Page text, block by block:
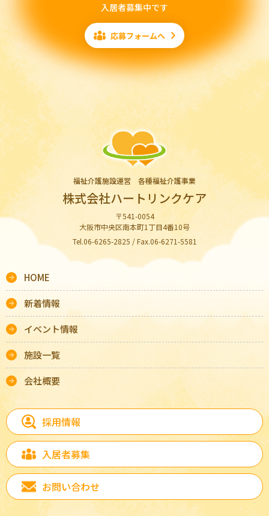
入居者募集中です
応募フォームへ
福祉介護施設運営 各種福祉介護事業
株式会社ハートリンクケア
〒541-0054
大阪市中央区南本町1丁目4番10号
Tel.06-6265-2825 / Fax.06-6271-5581
HOME
新着情報
イベント情報
施設一覧
会社概要
採用情報
入居者募集
お問い合わせ